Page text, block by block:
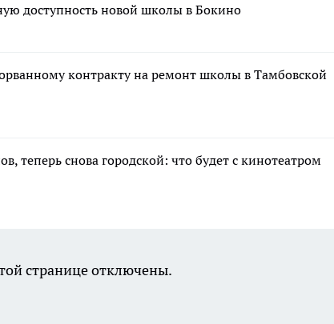
доступность новой школы в Бокино
контракту на ремонт школы в Тамбовской
теперь снова городской: что будет с кинотеатром
странице отключены.